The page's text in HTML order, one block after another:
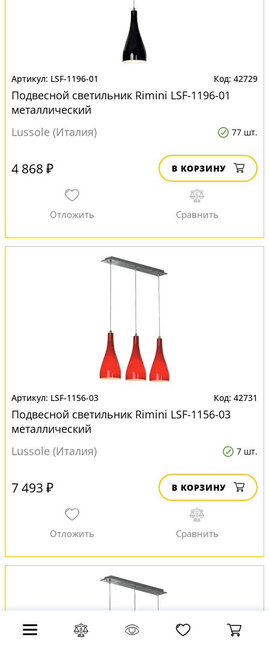
LSF-1196-01 42729
Подвесной светильник Rimini LSF-1196-01
металлический
Lussole (Италия)
77 шт.
4 868 ₽ В КОРЗИНУ
LSF-1156-03 42731
Подвесной светильник Rimini LSF-1156-03
металлический
Lussole (Италия)
7 шт.
7 493 ₽ В КОРЗИНУ